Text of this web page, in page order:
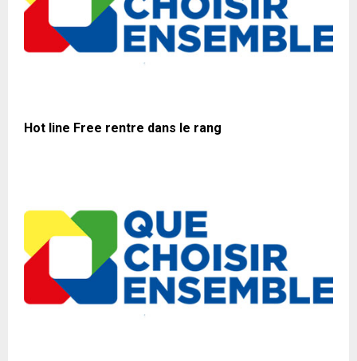
Hot line Free rentre dans le rang